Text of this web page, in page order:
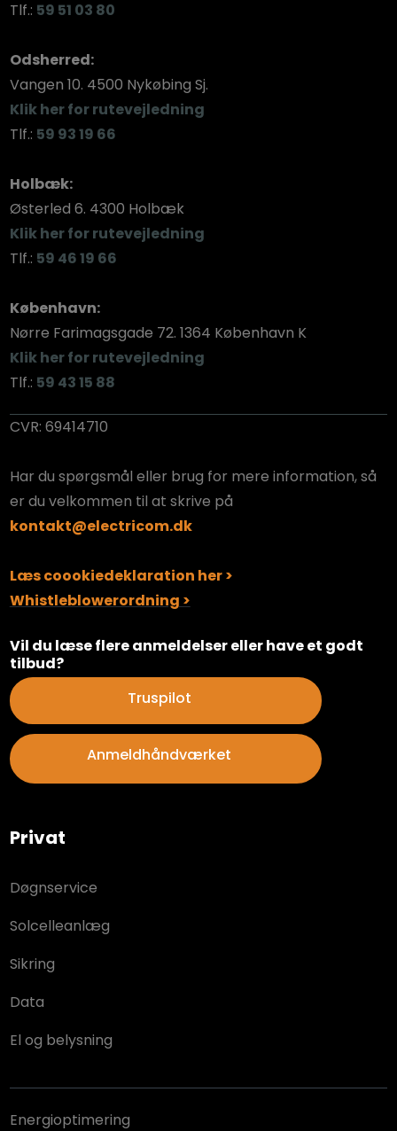
Tlf.: 59 51 03 80
Odsherred:
​Vangen 10. 4500 Nykøbing Sj.
​Klik her for rutevejledning
Tlf.: 59 93 19 66
Holbæk:
​Østerled 6. 4300 Holbæk
Klik her for rutevejledning
Tlf.: 59 46 19 66
København:
​Nørre Farimagsgade 72. 1364 København K
​Klik her for rutevejledning
Tlf.: 59 43 15 88
CVR: 69414710
Har du spørgsmål eller brug for mere information, så
er du velkommen til at skrive på
kontakt@electricom.dk
Læs coookiedeklaration her >
Whistleblowerordning >
​Vil du læse flere anmeldelser eller have et godt
tilbud?
​Truspilot
Anmeldhåndværket
Privat​
Døgnservice
Solcelleanlæg
Sikring
Data
El og belysning
Energioptimering